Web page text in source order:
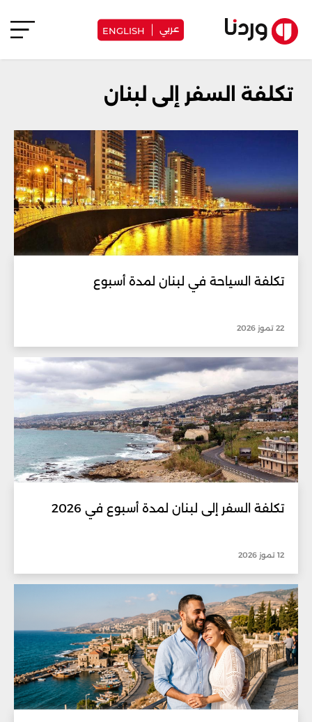
عربي ENGLISH
تكلفة السفر إلى لبنان
تكلفة السياحة في لبنان لمدة أسبوع
22 تموز 2026
تكلفة السفر إلى لبنان لمدة أسبوع في 2026
12 تموز 2026